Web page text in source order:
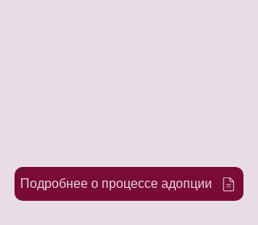
Подробнее о процессе адопции